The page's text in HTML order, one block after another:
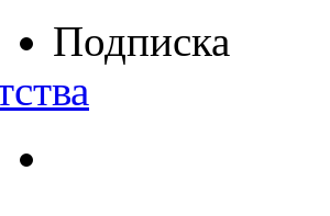
Подписка